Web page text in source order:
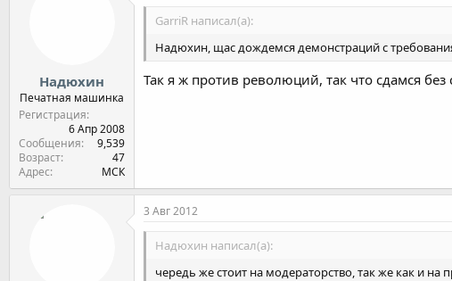
Надюхин
Печатная машинка
Регистрация
6 Апр 2008
Сообщения
9,539
Возраст
47
Адрес
МСК
GarriR написал(а):
Надюхин, щас дождемся демонстраций с
Так я ж против революций, так что сдамся
3 Авг 2012
Надюхин написал(а):
чередь же стоит на модераторство, так же как и на